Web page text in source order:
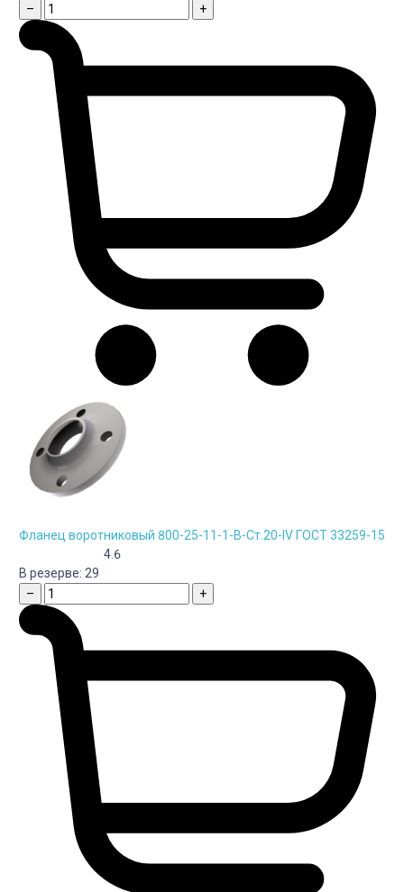
–
+
Фланец воротниковый 800-25-11-1-B-Cт.20-IV ГОСТ 33259-15
4.6
В резерве: 29
–
+